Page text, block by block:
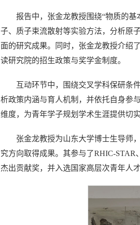
报告中，张金龙教授围绕“物质的
子、质子束流散射等实验方法，分析原
面的研究成果。同时，张金龙教授介绍
读研究院的招生政策与奖学金制度。
互动环节中，围绕交叉学科保研条
析政策内涵与育人机制，并依托自身参
维度，为青年学子规划学术生涯提供切
张金龙教授为山东大学博士生导师
究方向取得成果。其参与了RHIC-STAR
杰出贡献奖，并入选国家高层次青年人才